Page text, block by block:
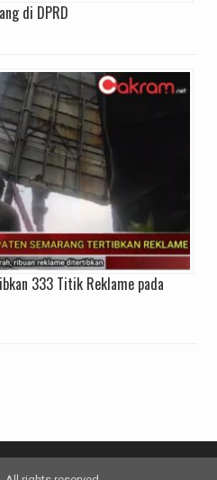
di DPRD
333 Titik Reklame pada